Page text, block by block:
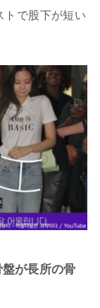
トで股下が短い
が長所の骨